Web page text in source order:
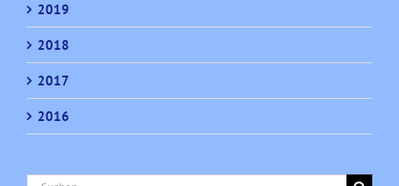
2019
2018
2017
2016
Suche